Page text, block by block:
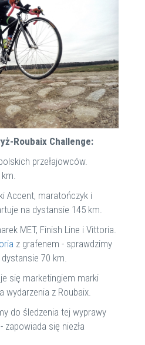
Roubaix Challenge:
przełajowców.
Accent, maratończyk i
na dystansie 145 km.
MET, Finish Line i Vittoria.
z grafenem - sprawdzimy
70 km.
się marketingiem marki
wydarzenia z Roubaix.
do śledzenia tej wyprawy
- zapowiada się niezła